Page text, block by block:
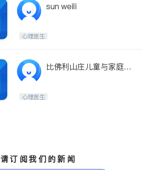
sun weili
心理医生
比佛利山庄儿童与家庭心
心理医生
请订阅我们的新闻